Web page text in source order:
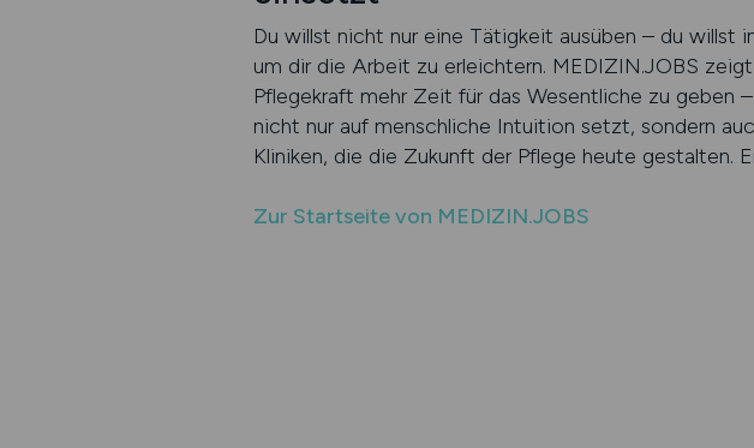
Du willst nicht nur eine Tätigkeit ausüben – du
um dir die Arbeit zu erleichtern. MEDIZIN.JOBS
Pflegekraft mehr Zeit für das Wesentliche zu geben
nicht nur auf menschliche Intuition setzt, sondern
Kliniken, die die Zukunft der Pflege heute gestalten.
Zur Startseite von MEDIZIN.JOBS